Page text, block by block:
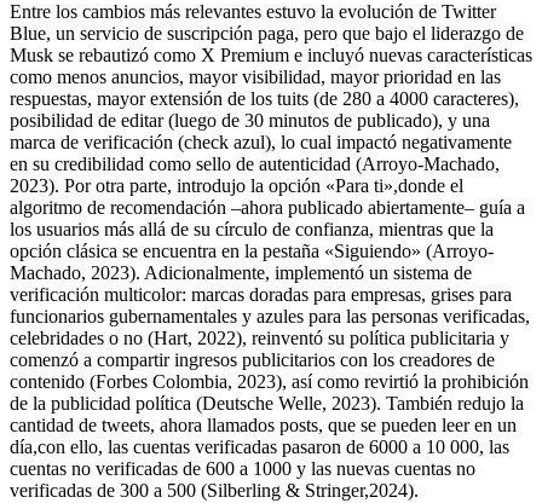
Entre los cambios más relevantes estuvo la evolución de Twitter
Blue, un servicio de suscripción paga, pero que bajo el liderazgo de
Musk se rebautizó como X Premium e incluyó nuevas características
como menos anuncios, mayor visibilidad, mayor prioridad en las
respuestas, mayor extensión de los tuits (de 280 a 4000 caracteres),
posibilidad de editar (luego de 30 minutos de publicado), y una
marca de verificación (check azul), lo cual impactó negativamente
en su credibilidad como sello de autenticidad (Arroyo-Machado,
2023). Por otra parte, introdujo la opción «Para ti»,donde el
algoritmo de recomendación –ahora publicado abiertamente– guía a
los usuarios más allá de su círculo de confianza, mientras que la
opción clásica se encuentra en la pestaña «Siguiendo» (Arroyo-
Machado, 2023). Adicionalmente, implementó un sistema de
verificación multicolor: marcas doradas para empresas, grises para
funcionarios gubernamentales y azules para las personas verificadas,
celebridades o no (Hart, 2022), reinventó su política publicitaria y
comenzó a compartir ingresos publicitarios con los creadores de
contenido (Forbes Colombia, 2023), así como revirtió la prohibición
de la publicidad política (Deutsche Welle, 2023). También redujo la
cantidad de tweets, ahora llamados posts, que se pueden leer en un
día,con ello, las cuentas verificadas pasaron de 6000 a 10 000, las
cuentas no verificadas de 600 a 1000 y las nuevas cuentas no
verificadas de 300 a 500 (Silberling & Stringer,2024).